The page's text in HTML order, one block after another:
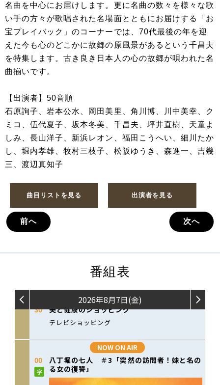
名曲を中心にお届けします。更に名曲の数々を様々な歌
い手の方々が歌唱された名場面とともにお届けする「お
宝プレイバック」のコーナーでは、70代最後の年を迎
えた今も心のどこかに故郷の原風景があるという千昌夫
を特集します。古き良き日本人の心の故郷が唄われた名
曲揃いです。
【出演者】50音順
石原詢子、岩本公水、岡田美里、角川博、川中美幸、ク
ミコ、伍代夏子、坂本冬美、千昌夫、坪井直樹、天童よ
しみ、長山洋子、新浜レオン、福田こうへい、細川たか
し、堀内孝雄、牧村三枝子、松阪ゆうき、森進一、吉幾
三、渡辺真知子
曲目リストを見る 出演者を見る
前へ 次へ
番組表